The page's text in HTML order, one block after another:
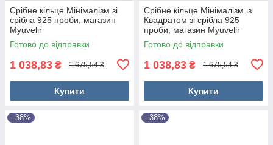
Срібне кільце Мінімалізм зі
срібла 925 проби, магазин
Myuvelir
Готово до відправки
1 038,83 ₴ 1 675,54 ₴
Купити
Срібне кільце Мінімалізм із
Квадратом зі срібла 925
проби, магазин Myuvelir
Готово до відправки
1 038,83 ₴ 1 675,54 ₴
Купити
–38% –38%